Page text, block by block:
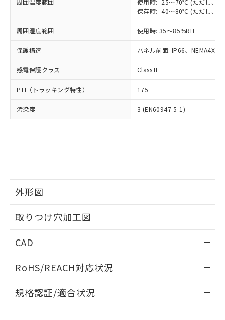
周囲温度範囲
使用時: -25～70℃ (ただし、氷
保存時: -40～80℃ (ただし、氷
周囲湿度範囲 使用時: 35～85%RH
保護構造 パネル前面: IP66、NEMA4X,
感電保護クラス Class II
PTI（トラッキング特性） 175
汚染度 3 (EN60947-5-1)
外形図
取りつけ穴加工図
CAD
ドすることができます。
ログイン/会員登録
RoHS/REACH対応状況
EU RoHS 注意事項・凡例
規格認証/適合状況
正式な納期状況および標準価格はお客
様のお取引先、またはお客様担当のオ
ムロン制御機器販売店・当社販売員に
オムロン制御機器販売店や当社販売拠
販売ネットワーク
」をご確認
ください。
在庫状況および標準価格結果を当社の
事前の承諾なく第三者に漏洩または開
示しないようお願いします。
マイパーツ機能（部品リスト作成サー
ビス）をご利用いただくには、I-Web
品・サービスに関するお客様との取
をご了承ください。
※当社の共同利用者とは、
ルベンジル（BBP） 1000ppm以下、フタル酸ジブチル
（DBP） 1000ppm以下、フタル酸ジイソブチル
但し、RoHS指令で産業用監視および制御機器に対する
フタル酸エステル類の４物質については閾値を超える意
図的な使用がないことを確認しています。
※2 対応予定月
部品在庫の切り替え状況などにより、予定
月が前後することがあります。
下記の非含有証明書をダウンロードするこ
とができます。
EU RoHS指令（10物質）の非含有証明書
51物質の非含有証明書（当社基準）
※本証明書は発行日時点で非含有を証明す
ものではありません。
また、RoHS指令のフタル酸エステル類４
物質の対応では、対応完了までの期間は出
欄に対応日を記載しておりました。
既に当社にて対応品への在庫切替を完了
ル類) : 1000ppm、
DBP(フタル酸ジブチル) : 1000ppm、 DIBP(フタル酸ジ
DEHP(フタル酸ビス(2-エチルヘキシル)) : 1000ppm
「ｅ」：有害物質（10物質）のすべてが基
準値以下であることを示します。
「10」：通常の使用状況下において有害物
質が外部に漏えいし、環境に深刻な影響を
全に破砕するなど、違法に輸出されな
いよう必要な手段を講じます。
当社は貴社製品を、核兵器、ミサイ
ル、化学兵器、生物兵器またはその他
武器並びにこれらの製造装置等に一切
当社は、貴社製品を第三者に販売する
場合は、上記1、2および3の内容を当
該第三者に通知します。また当社は、
販売先および販売に係わる関係者が違
法に輸出するおそれがある場合は、取
一定数には満たないが在庫あり
在庫なし(最新の在庫状況につ
いては、お客様のお取引先、ま
たはお客様担当のオムロン制御
機器販売店・当社販売員にご確
認ください)
白
受注生産機種、また在庫状況の
情報を公開していない機種